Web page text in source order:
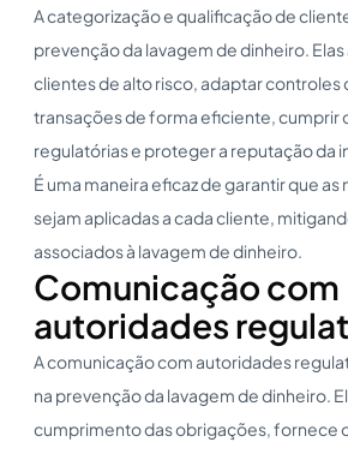
A categorização e qualificação de
prevenção da lavagem de dinheiro.
clientes de alto risco, adaptar controles
transações de forma eficiente, cumprir
regulatórias e proteger a reputação da
É uma maneira eficaz de garantir que
sejam aplicadas a cada cliente,
associados à lavagem de dinheiro.
Comunicação com
autoridades
A comunicação com autoridades
na prevenção da lavagem de dinheiro.
cumprimento das obrigações, fornece